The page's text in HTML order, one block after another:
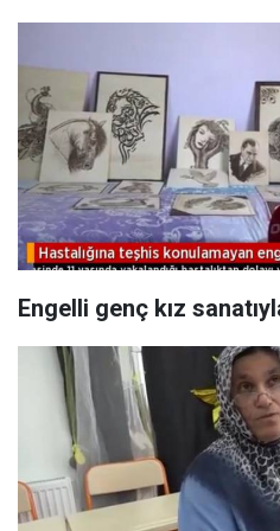
Engelli genç kız